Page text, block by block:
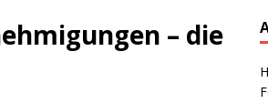
– die